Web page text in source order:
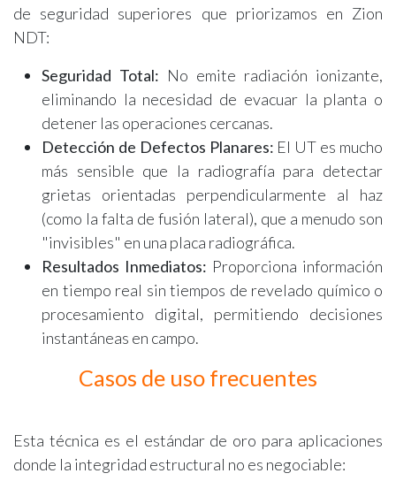
de seguridad superiores que priorizamos en Zion
NDT:
Seguridad Total: No emite radiación ionizante,
eliminando la necesidad de evacuar la planta o
detener las operaciones cercanas.
Detección de Defectos Planares: El UT es mucho
más sensible que la radiografía para detectar
grietas orientadas perpendicularmente al haz
(como la falta de fusión lateral), que a menudo son
"invisibles" en una placa radiográfica.
Resultados Inmediatos: Proporciona información
en tiempo real sin tiempos de revelado químico o
procesamiento digital, permitiendo decisiones
instantáneas en campo.
Casos de uso frecuentes
Esta técnica es el estándar de oro para aplicaciones
donde la integridad estructural no es negociable: